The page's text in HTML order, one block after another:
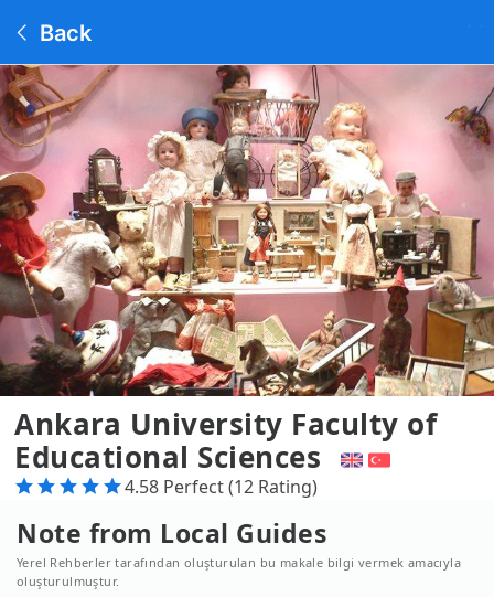
Back
Ankara University Faculty of
Educational Sciences
4.58 Perfect (12 Rating)
Note from Local Guides
Yerel Rehberler tarafından oluşturulan bu makale bilgi vermek amacıyla
oluşturulmuştur.